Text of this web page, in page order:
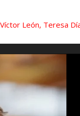
León, Teresa